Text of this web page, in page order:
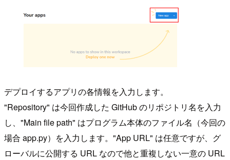
デプロイするアプリの各情報を入力します。
"Repository" は今回作成した GitHub のリポジトリ名を入力
し、"Main file path" はプログラム本体のファイル名（今回の
場合 app.py）を入力します。"App URL" は任意ですが、グ
ローバルに公開する URL なので他と重複しない一意の URL